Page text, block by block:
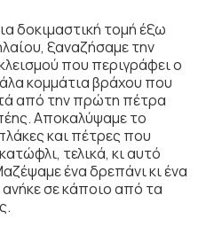
δοκιμαστική τομή έξω
ξαναζήσαμε την
που περιγράφει ο
κομμάτια βράχου που
από την πρώτη πέτρα
Αποκαλύψαμε το
και πέτρες που
τελικά, κι αυτό
ένα δρεπάνι κι ένα
σε κάποιο από τα